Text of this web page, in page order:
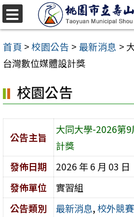
跳
至
主
要
容
區
首頁 >校園公告 > 最新消息 >
台灣數位媒體設計獎
校園公告
公告主旨
大同大學-2026第
計獎
發佈日期
2026 年 6 月 03 日
發佈單位
實習組
公告類別
最新消息,校外競賽
選
單